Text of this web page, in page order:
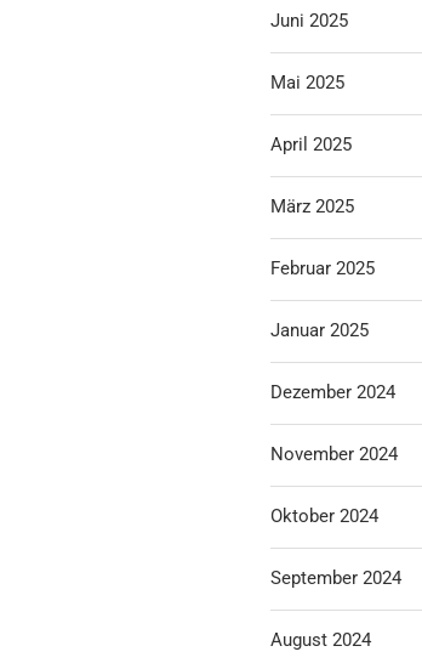
Juni 2025
Mai 2025
April 2025
März 2025
Februar 2025
Januar 2025
Dezember 2024
November 2024
Oktober 2024
September 2024
August 2024